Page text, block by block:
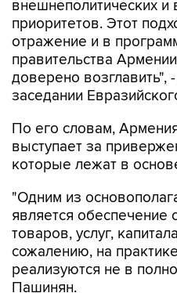
внешнеполитических
приоритетов. Этот
отражение и в
правительства
доверено возглавить",
заседании
По его словам,
выступает за
которые лежат в
"Одним из
является
товаров, услуг,
сожалению, на
реализуются не в
Пашинян.